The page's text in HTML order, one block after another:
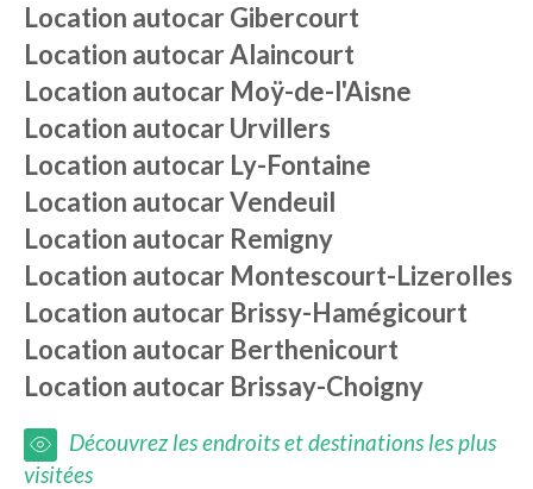
Location autocarGibercourt
Location autocarAlaincourt
Location autocar Moÿ-de-l'Aisne
Location autocarUrvillers
Location autocar Ly-Fontaine
Location autocarVendeuil
Location autocar Remigny
Location autocar Montescourt-Lizerolles
Location autocar Brissy-Hamégicourt
Location autocar Berthenicourt
Location autocar Brissay-Choigny
Découvrez les endroits et destinations les plus
visitées